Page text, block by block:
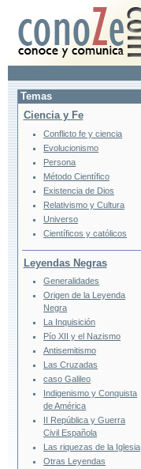
Temas
Ciencia y Fe
Conflicto fe y ciencia
Evolucionismo
Persona
Método Científico
Existencia de Dios
Relativismo y Cultura
Universo
Científicos y católicos
Leyendas Negras
Generalidades
Origen de la Leyenda
Negra
La Inquisición
Pío XII y el Nazismo
Antisemitismo
Las Cruzadas
caso Galileo
Indigenismo y Conquista
de América
II República y Guerra
Civil Española
Las riquezas de la Iglesia
Otras Leyendas